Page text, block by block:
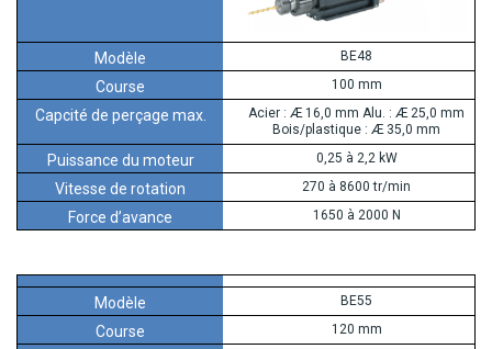
BE48
100 mm
Acier : Æ 16,0 mm Alu. : Æ 25,0 mm
Bois/plastique : Æ 35,0 mm
0,25 à 2,2 kW
270 à 8600 tr/min
1650 à 2000 N
BE55
120 mm